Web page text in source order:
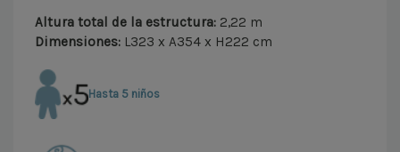
Altura total de la estructura: 2,22 m
Dimensiones: L323 x A354 x H222 cm
Hasta 5 niños